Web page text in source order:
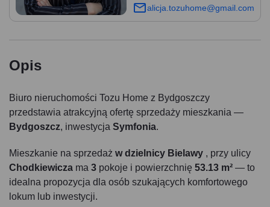
alicja.tozuhome@gmail.com
Opis
Biuro nieruchomości Tozu Home z Bydgoszczy
przedstawia atrakcyjną ofertę sprzedaży mieszkania —
Bydgoszcz, inwestycja Symfonia.
Mieszkanie na sprzedaż w dzielnicy Bielawy , przy ulicy
Chodkiewicza ma 3 pokoje i powierzchnię 53.13 m² — to
idealna propozycja dla osób szukających komfortowego
lokum lub inwestycji.